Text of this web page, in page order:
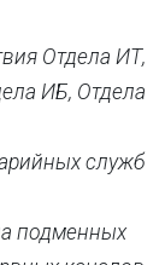
Отдела ИТ,
ИБ, Отдела
служб
подменных